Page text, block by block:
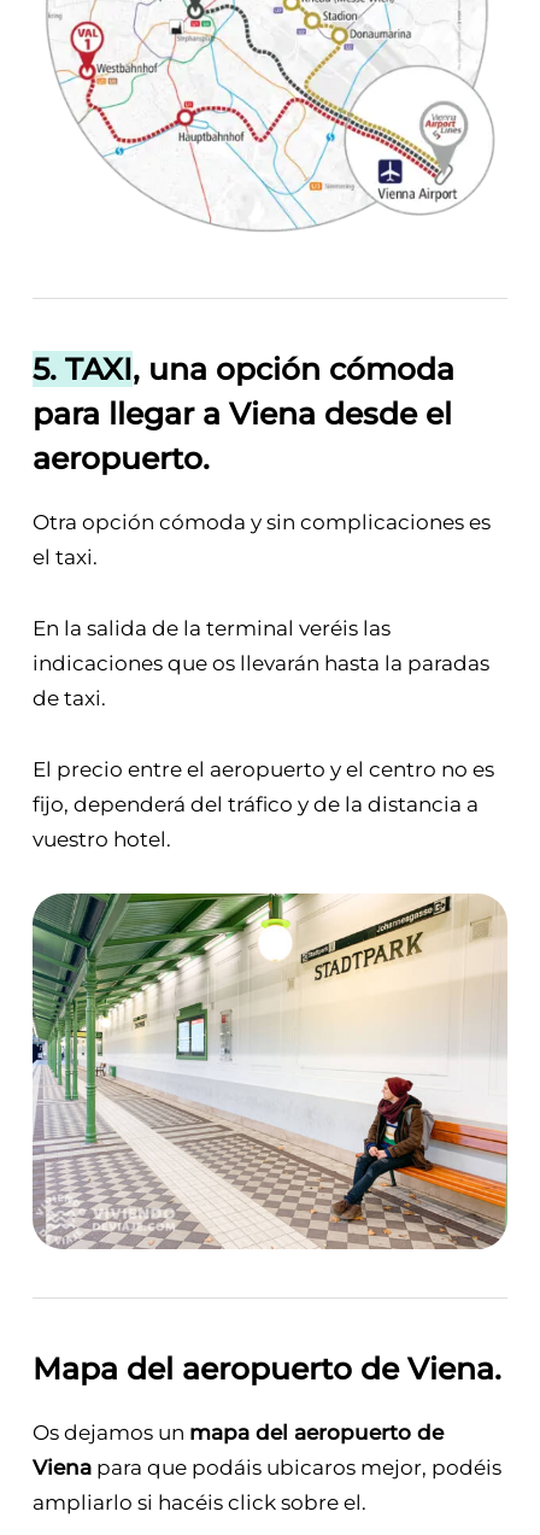
5. TAXI, una opción cómoda
para llegar a Viena desde el
aeropuerto.
Otra opción cómoda y sin complicaciones es
el taxi.
En la salida de la terminal veréis las
indicaciones que os llevarán hasta la paradas
de taxi.
El precio entre el aeropuerto y el centro no es
fijo, dependerá del tráfico y de la distancia a
vuestro hotel.
Mapa del aeropuerto de Viena.
Os dejamos un mapa del aeropuerto de
Vienapara que podáis ubicaros mejor, podéis
ampliarlo si hacéis click sobre el.